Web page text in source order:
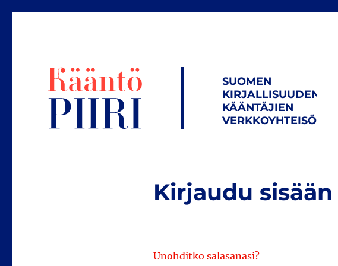
SUOMEN
KIRJALLISUUDEN
KÄÄNTÄJIEN
VERKKOYHTEISÖ
Kirjaudu sisään
Unohditko salasanasi?